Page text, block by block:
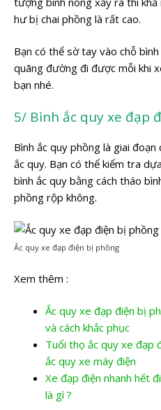
hư bị chai phồng là rất cao.
Bạn có thể sờ tay vào chỗ
quãng đường đi được mỗi khi
bạn nhé.
5/ Bình ắc quy xe đạp
Bình ắc quy phồng là giai
ắc quy. Bạn có thể kiểm tra
bình ắc quy bằng cách tháo
phồng rộp không.
Ắc quy xe đạp điện bị phồng
Xem thêm :
Ắc quy xe đạp điện bị
và cách khắc phục
Tuổi thọ ắc quy xe đạp
ắc quy xe máy điện
Xe đạp điện nhanh hết
là gì ?